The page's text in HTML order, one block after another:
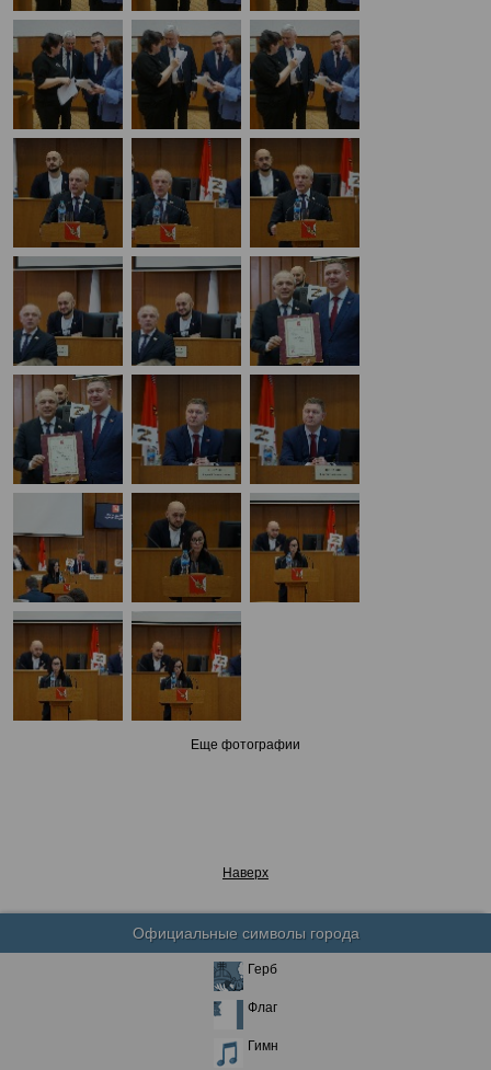
Еще фотографии
Наверх
Официальные символы города
Герб
Флаг
Гимн